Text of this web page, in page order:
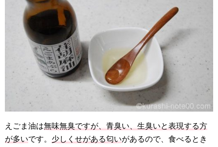
えごま油は無味無臭ですが、青臭い、生臭いと表現する方
が多いです。 少しくせがある匂いがあるので、食べるとき